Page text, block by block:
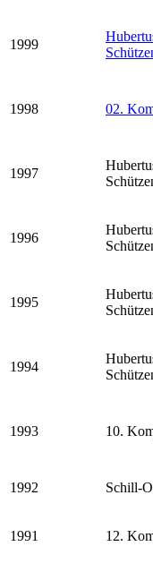
1999
1998 02.
1997
1996
1995
1994
1993 10.
1992 Schill-
1991 12.